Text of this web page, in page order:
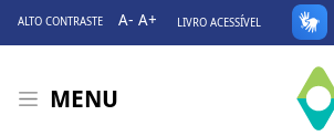
ALTO CONTRASTE A- A+ LIVRO ACESSÍVEL
MENU